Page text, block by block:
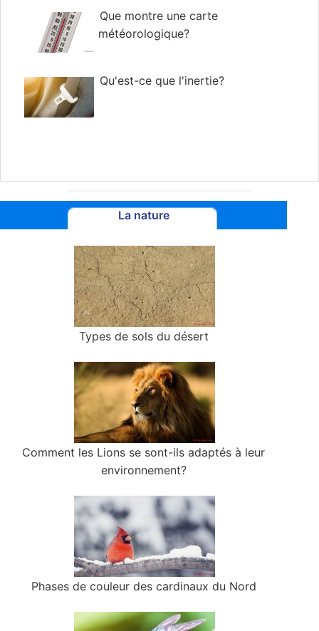
Que montre une carte
météorologique?
Qu'est-ce que l'inertie?
La nature
Types de sols du désert
Comment les Lions se sont-ils adaptés à leur
environnement?
Phases de couleur des cardinaux du Nord